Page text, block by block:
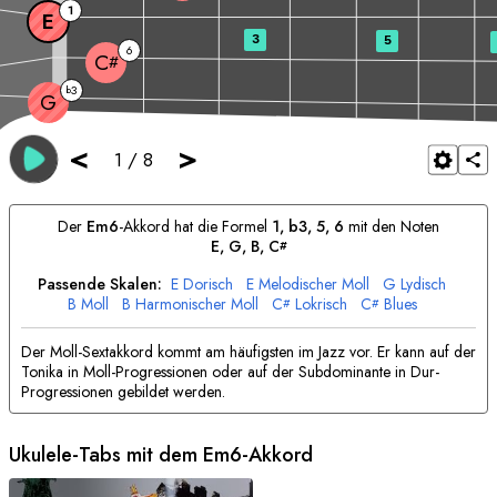
< 1 / 8 >
G b3
C# 6
E 1
3 5
Der Em6-Akkord hat die Formel 1, b3, 5, 6 mit den Noten
E, G, B, C#
Passende Skalen: E Dorisch E Melodischer Moll G Lydisch
B Moll B Harmonischer Moll C# Lokrisch C# Blues
Der Moll-Sextakkord kommt am häufigsten im Jazz vor. Er kann auf der
Tonika in Moll-Progressionen oder auf der Subdominante in Dur-
Progressionen gebildet werden.
Ukulele-Tabs mit dem Em6-Akkord